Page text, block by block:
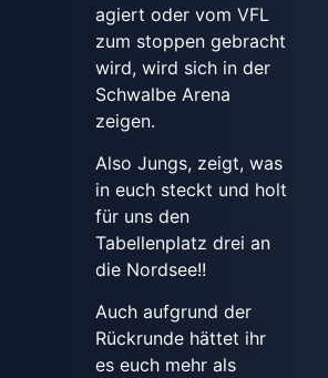
agiert oder vom VFL
zum stoppen gebracht
wird, wird sich in der
Schwalbe Arena
zeigen.
Also Jungs, zeigt, was
in euch steckt und holt
für uns den
Tabellenplatz drei an
die Nordsee!!
Auch aufgrund der
Rückrunde hättet ihr
es euch mehr als